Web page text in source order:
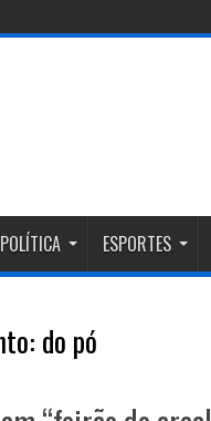
Eleitora
POLÍTICA ESPORTES
do pó